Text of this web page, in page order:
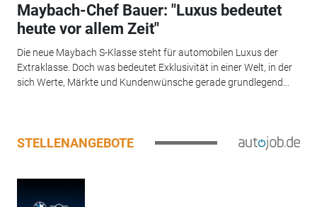
Maybach-Chef Bauer: "Luxus bedeutet
heute vor allem Zeit"
Die neue Maybach S-Klasse steht für automobilen Luxus der
Extraklasse. Doch was bedeutet Exklusivität in einer Welt, in der
sich Werte, Märkte und Kundenwünsche gerade grundlegend...
STELLENANGEBOTE